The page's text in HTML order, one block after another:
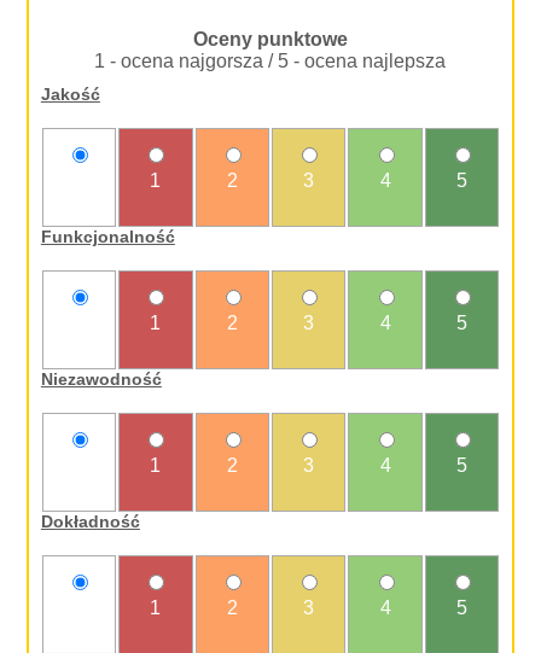
Oceny punktowe
1 - ocena najgorsza / 5 - ocena najlepsza
Jakość
1 2 3 4 5
Funkcjonalność
1 2 3 4 5
Niezawodność
1 2 3 4 5
Dokładność
1 2 3 4 5